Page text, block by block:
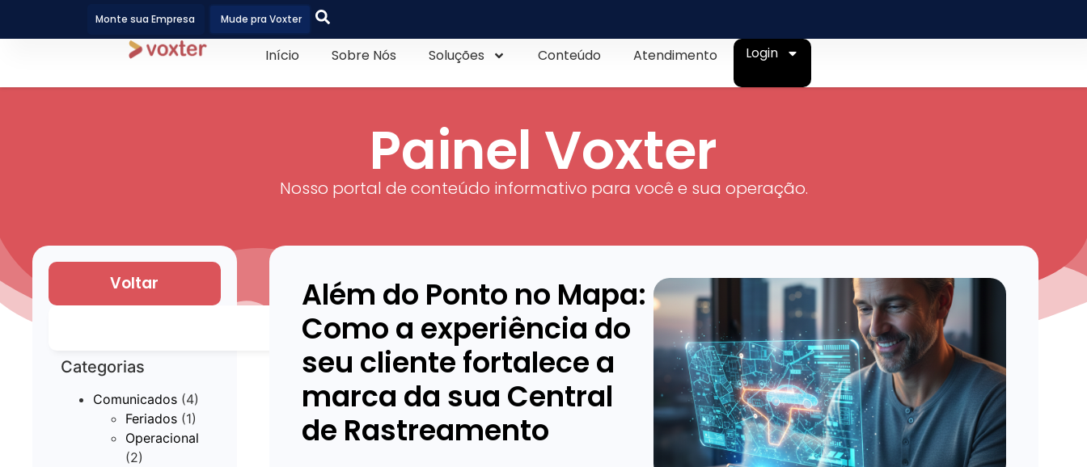
Monte sua Empresa Mude pra Voxter
Início Sobre Nós Soluções Conteúdo Atendimento Login
Painel Voxter
Nosso portal de conteúdo informativo para você e sua operação.
Voltar
Categorias
Comunicados (4)
Feriados (1)
Operacional
(2)
Além do Ponto no Mapa:
Como a experiência do
seu cliente fortalece a
marca da sua Central
de Rastreamento